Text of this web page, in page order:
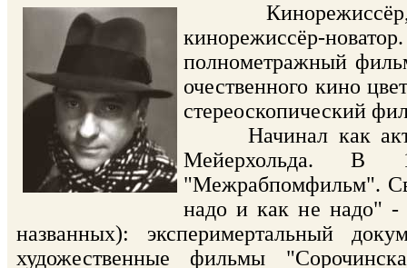
Кинорежиссёр,
кинорежиссёр-
полнометражный
очественного кино
стереоскопический
Начинал как
Мейерхольда. В
"Межрабпомфильм".
надо и как не надо" -
названных): эксперимертальный
художественные фильмы